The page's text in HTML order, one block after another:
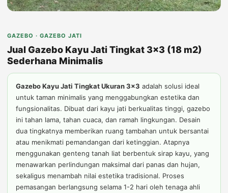
GAZEBO · GAZEBO JATI
Jual Gazebo Kayu Jati Tingkat 3x3 (18 m2)
Sederhana Minimalis
Gazebo Kayu Jati Tingkat Ukuran 3x3 adalah solusi ideal
untuk taman minimalis yang menggabungkan estetika dan
fungsionalitas. Dibuat dari kayu jati berkualitas tinggi, gazebo
ini tahan lama, tahan cuaca, dan ramah lingkungan. Desain
dua tingkatnya memberikan ruang tambahan untuk bersantai
atau menikmati pemandangan dari ketinggian. Atapnya
menggunakan genteng tanah liat berbentuk sirap kayu, yang
menawarkan perlindungan maksimal dari panas dan hujan,
sekaligus menambah nilai estetika tradisional. Proses
pemasangan berlangsung selama 1-2 hari oleh tenaga ahli